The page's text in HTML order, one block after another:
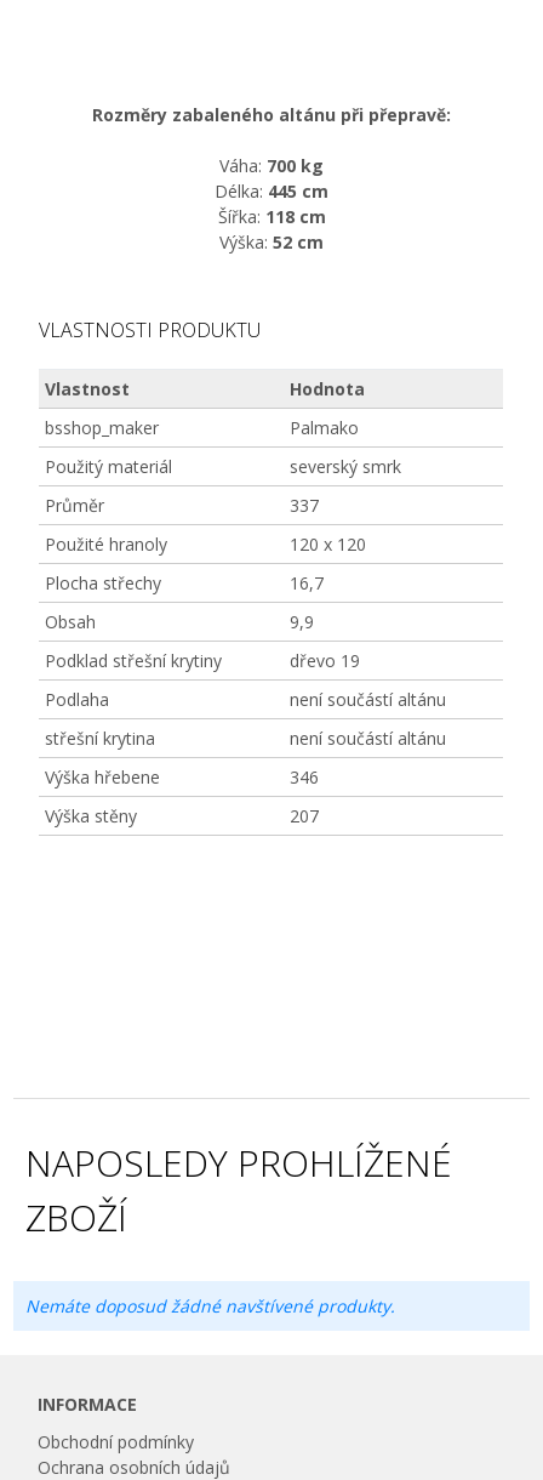
Rozměry zabaleného altánu při přepravě:
Váha: 700 kg
Délka: 445 cm
Šířka: 118 cm
Výška: 52 cm
VLASTNOSTI PRODUKTU
Vlastnost
Hodnota
bsshop_maker
Palmako
Použitý materiál
severský smrk
Průměr
337
Použité hranoly
120 x 120
Plocha střechy
16,7
Obsah
9,9
Podklad střešní krytiny
dřevo 19
Podlaha
není součástí altánu
střešní krytina
není součástí altánu
Výška hřebene
346
Výška stěny
207
NAPOSLEDY PROHLÍŽENÉ
ZBOŽÍ
Nemáte doposud žádné navštívené produkty.
INFORMACE
Obchodní podmínky
Ochrana osobních údajů